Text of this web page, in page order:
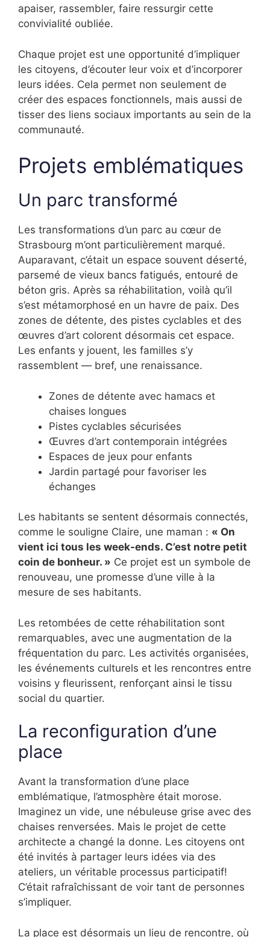
apaiser, rassembler, faire ressurgir cette
convivialité oubliée.
Chaque projet est une opportunité d’impliquer
les citoyens, d’écouter leur voix et d’incorporer
leurs idées. Cela permet non seulement de
créer des espaces fonctionnels, mais aussi de
tisser des liens sociaux importants au sein de la
communauté.
Projets emblématiques
Un parc transformé
Les transformations d’un parc au cœur de
Strasbourg m’ont particulièrement marqué.
Auparavant, c’était un espace souvent déserté,
parsemé de vieux bancs fatigués, entouré de
béton gris. Après sa réhabilitation, voilà qu’il
s’est métamorphosé en un havre de paix. Des
zones de détente, des pistes cyclables et des
œuvres d’art colorent désormais cet espace.
Les enfants y jouent, les familles s’y
rassemblent — bref, une renaissance.
Zones de détente avec hamacs et
chaises longues
Pistes cyclables sécurisées
Œuvres d’art contemporain intégrées
Espaces de jeux pour enfants
Jardin partagé pour favoriser les
échanges
Les habitants se sentent désormais connectés,
comme le souligne Claire, une maman : « On
vient ici tous les week-ends. C’est notre petit
coin de bonheur. » Ce projet est un symbole de
renouveau, une promesse d’une ville à la
mesure de ses habitants.
Les retombées de cette réhabilitation sont
remarquables, avec une augmentation de la
fréquentation du parc. Les activités organisées,
les événements culturels et les rencontres entre
voisins y fleurissent, renforçant ainsi le tissu
social du quartier.
La reconfiguration d’une
place
Avant la transformation d’une place
emblématique, l’atmosphère était morose.
Imaginez un vide, une nébuleuse grise avec des
chaises renversées. Mais le projet de cette
architecte a changé la donne. Les citoyens ont
été invités à partager leurs idées via des
ateliers, un véritable processus participatif!
C’était rafraîchissant de voir tant de personnes
s’impliquer.
La place est désormais un lieu de rencontre, où